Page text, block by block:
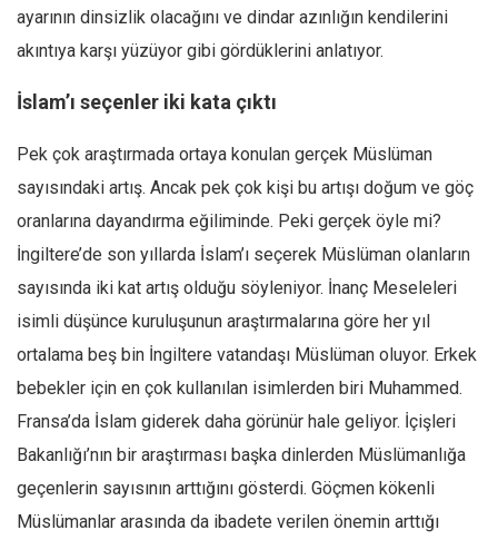
ayarının dinsizlik olacağını ve dindar azınlığın kendilerini
akıntıya karşı yüzüyor gibi gördüklerini anlatıyor.
İslam’ı seçenler iki kata çıktı
Pek çok araştırmada ortaya konulan gerçek Müslüman
sayısındaki artış. Ancak pek çok kişi bu artışı doğum ve göç
oranlarına dayandırma eğiliminde. Peki gerçek öyle mi?
İngiltere’de son yıllarda İslam’ı seçerek Müslüman olanların
sayısında iki kat artış olduğu söyleniyor. İnanç Meseleleri
isimli düşünce kuruluşunun araştırmalarına göre her yıl
ortalama beş bin İngiltere vatandaşı Müslüman oluyor. Erkek
bebekler için en çok kullanılan isimlerden biri Muhammed.
Fransa’da İslam giderek daha görünür hale geliyor. İçişleri
Bakanlığı’nın bir araştırması başka dinlerden Müslümanlığa
geçenlerin sayısının arttığını gösterdi. Göçmen kökenli
Müslümanlar arasında da ibadete verilen önemin arttığı